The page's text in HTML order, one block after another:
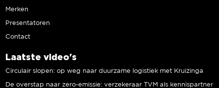
Merken
Presentatoren
Contact
Laatste video's
Circulair slopen: op weg naar duurzame logistiek met Kruizinga
De overstap naar zero-emissie: verzekeraar TVM als kennispartner